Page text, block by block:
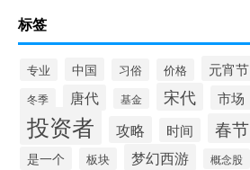
标签
专业 中国 习俗 价格 元宵节
冬季 唐代 基金 宋代 市场
投资者 攻略 时间 春节
是一个
板块 梦幻西游 概念股